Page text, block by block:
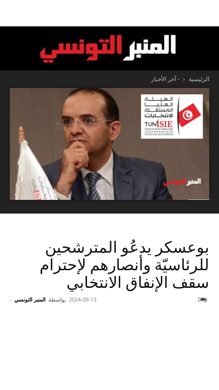
المنبر
التونسي
الرئيسية - آخر الأخبار
بوعسكر يدعُو المترشحين
للرئاسيّة وأنصارهم لإحترام
سقف الإنفاق الانتخابي
بواسطة المنبر التونسي - 2024-09-13 0